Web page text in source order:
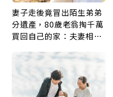
妻子走後竟冒出陌生弟弟
分遺產，80歲老翁掏千萬
買回自己的家：夫妻相守